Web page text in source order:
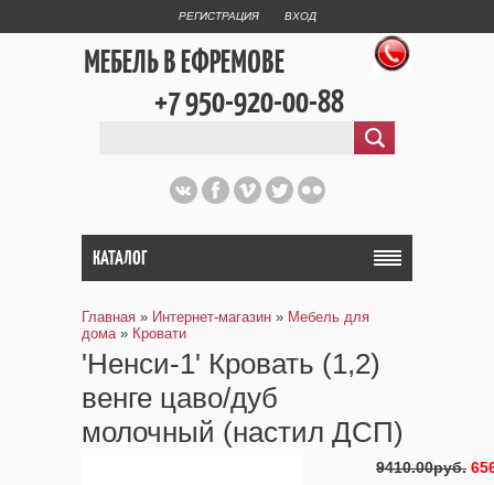
РЕГИСТРАЦИЯ ВХОД
МЕБЕЛЬ В ЕФРЕМОВЕ
+7 950-920-00-88
КАТАЛОГ
Главная » Интернет-магазин » Мебель для
дома » Кровати
'Ненси-1' Кровать (1,2)
венге цаво/дуб
молочный (настил ДСП)
9410.00руб.